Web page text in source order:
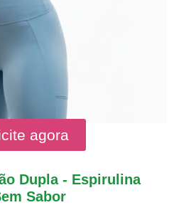
agora
Dupla - Espirulina
Sabor